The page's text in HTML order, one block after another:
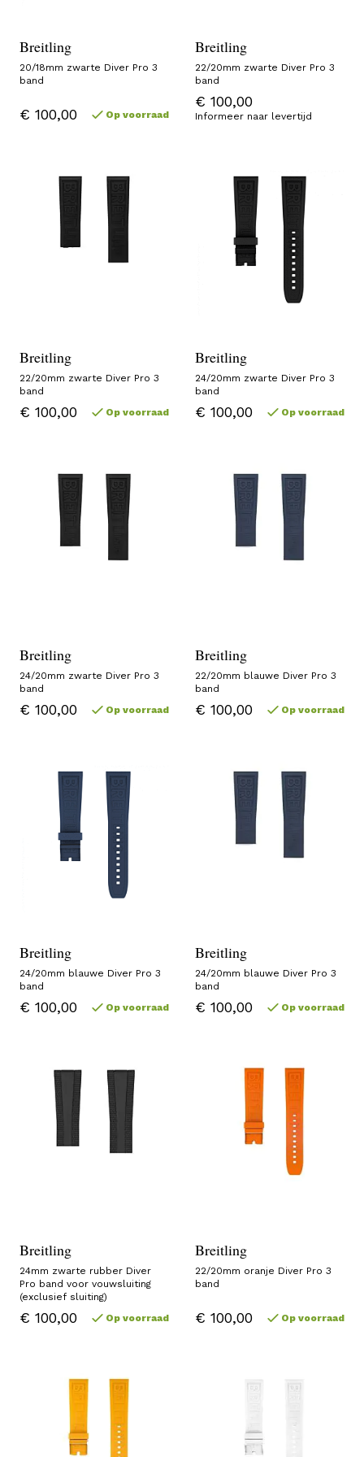
Breitling
20/18mm zwarte Diver Pro 3
band
€ 100,00 Op voorraad
Breitling
22/20mm zwarte Diver Pro 3
band
€ 100,00
Informeer naar levertijd
Breitling
22/20mm zwarte Diver Pro 3
band
€ 100,00 Op voorraad
Breitling
24/20mm zwarte Diver Pro 3
band
€ 100,00 Op voorraad
Breitling
24/20mm zwarte Diver Pro 3
band
€ 100,00 Op voorraad
Breitling
22/20mm blauwe Diver Pro 3
band
€ 100,00 Op voorraad
Breitling
24/20mm blauwe Diver Pro 3
band
€ 100,00 Op voorraad
Breitling
24/20mm blauwe Diver Pro 3
band
€ 100,00 Op voorraad
Breitling
24mm zwarte rubber Diver
Pro band voor vouwsluiting
(exclusief sluiting)
€ 100,00 Op voorraad
Breitling
22/20mm oranje Diver Pro 3
band
€ 100,00 Op voorraad